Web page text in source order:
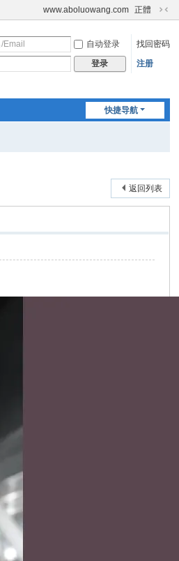
www.aboluowang.com 正體
切
到
自动登录
找回密码
登录 注册
快捷导航
返回列表